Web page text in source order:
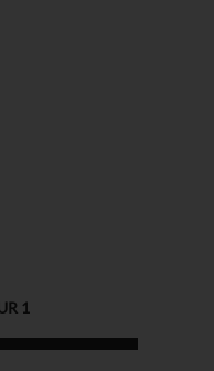
1